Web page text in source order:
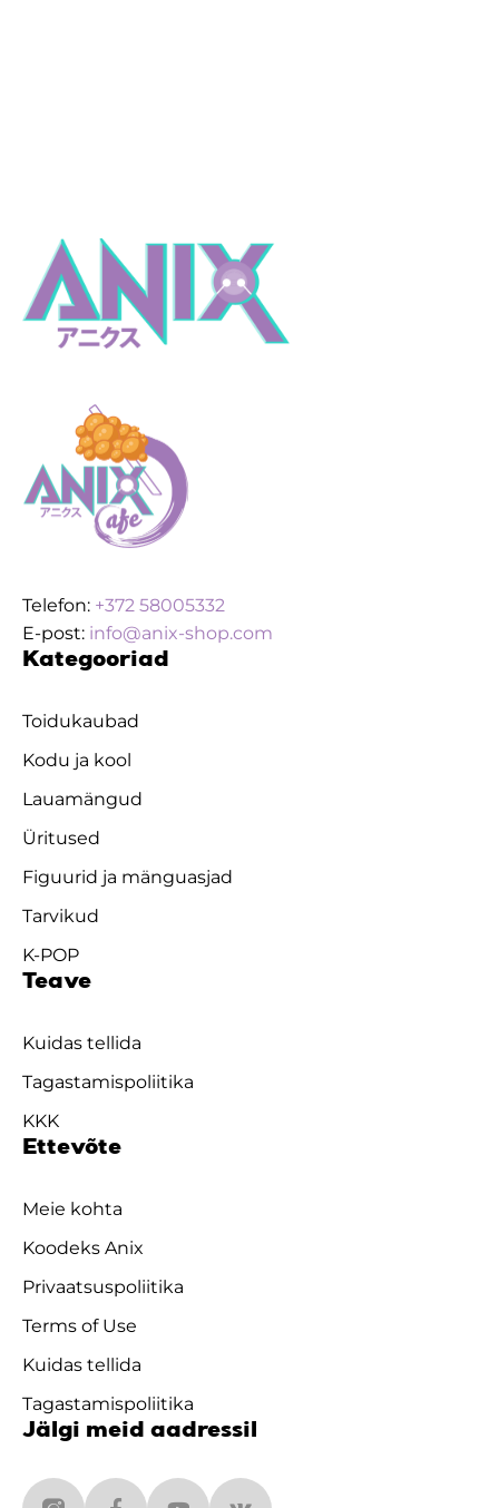
Telefon: +372 58005332
E-post: info@anix-shop.com
Kategooriad
Toidukaubad
Kodu ja kool
Lauamängud
Üritused
Figuurid ja mänguasjad
Tarvikud
K-POP
Teave
Kuidas tellida
Tagastamispoliitika
KKK
Ettevõte
Meie kohta
Koodeks Anix
Privaatsuspoliitika
Terms of Use
Kuidas tellida
Tagastamispoliitika
Jälgi meid aadressil